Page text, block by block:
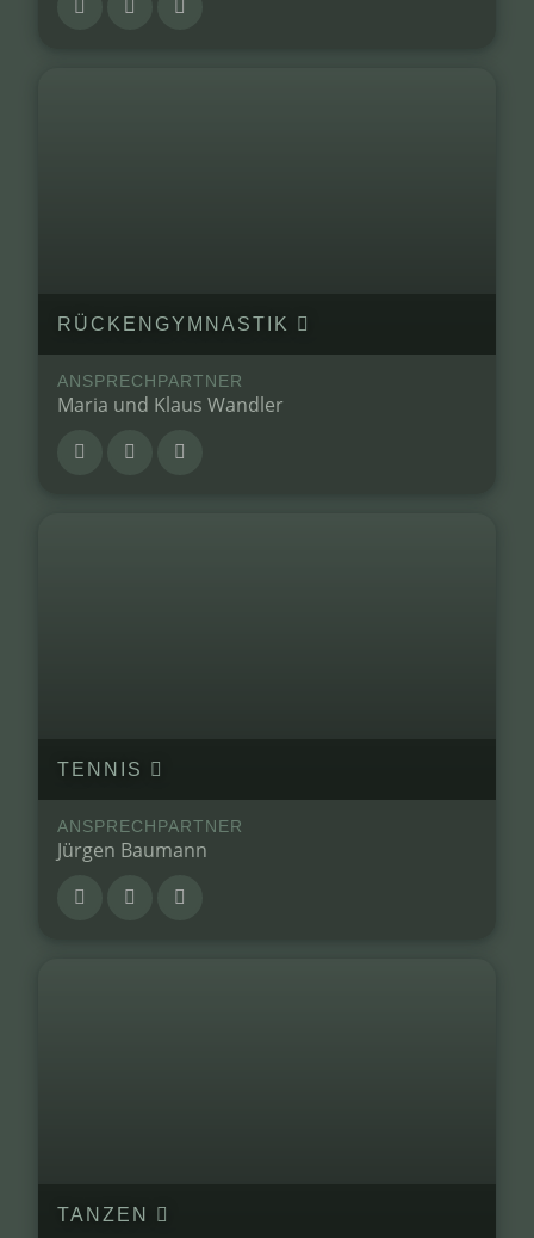
RÜCKENGYMNASTIK
ANSPRECHPARTNER
Maria und Klaus Wandler
TENNIS
ANSPRECHPARTNER
Jürgen Baumann
TANZEN